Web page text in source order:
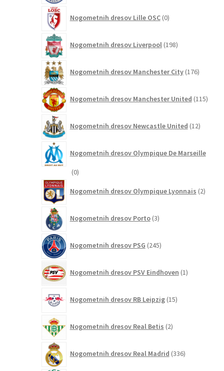
Nogometnih dresov Lille OSC 0izdelkov
Nogometnih dresov Liverpool 198izdelkov
Nogometnih dresov Manchester City 176izdelkov
Nogometnih dresov Manchester United 115
Nogometnih dresov Newcastle United 12izdelkov
Nogometnih dresov Olympique De Marseille
00
Nogometnih dresov Olympique Lyonnais 2izdelka
Nogometnih dresov Porto 3izdelki
Nogometnih dresov PSG 245izdelkov
Nogometnih dresov PSV Eindhoven 1izdelek
Nogometnih dresov RB Leipzig 15izdelkov
Nogometnih dresov Real Betis 2izdelka
Nogometnih dresov Real Madrid 336izdelkov